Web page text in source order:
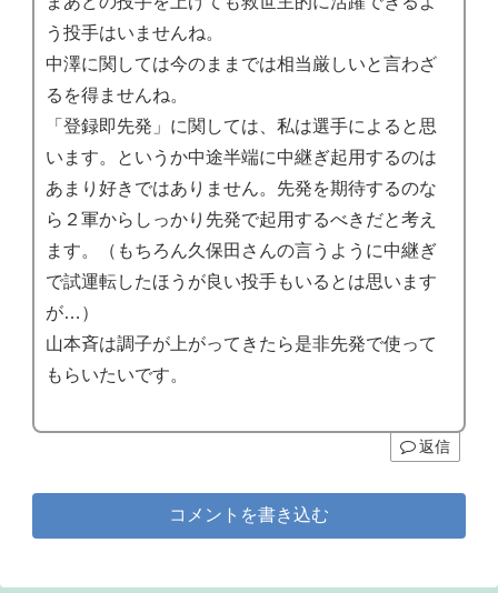
う投手はいませんね。
中澤に関しては今のままでは相当厳しいと言わざ
るを得ませんね。
「登録即先発」に関しては、私は選手によると思
います。というか中途半端に中継ぎ起用するのは
あまり好きではありません。先発を期待するのな
ら２軍からしっかり先発で起用するべきだと考え
ます。（もちろん久保田さんの言うように中継ぎ
で試運転したほうが良い投手もいるとは思います
が…）
山本斉は調子が上がってきたら是非先発で使って
もらいたいです。
返信
コメントを書き込む